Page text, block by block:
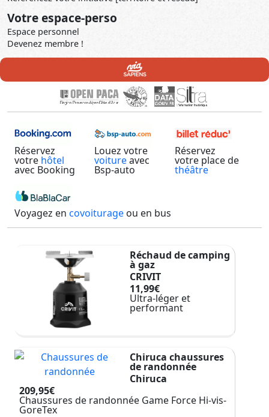
Votre espace-perso
Espace personnel
Devenez membre !
Réservez
votre hôtel
avec Booking
Louez votre
voitureavec
Bsp-auto
Réservez
votre place de
théâtre
Voyagez en covoiturage ou en bus
Réchaud de camping
à gaz
CRIVIT
11,99€
Ultra-léger et
performant
Chiruca chaussures
de randonnée
Chiruca
209,95€
Chaussures de randonnée Game Force Hi-vis-
GoreTex